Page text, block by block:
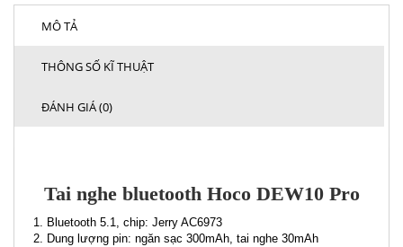
MÔ TẢ
THÔNG SỐ KĨ THUẬT
ĐÁNH GIÁ (0)
Tai nghe bluetooth Hoco DEW10 Pro
1. Bluetooth 5.1, chip: Jerry AC6973
2. Dung lượng pin: ngăn sạc 300mAh, tai nghe 30mAh